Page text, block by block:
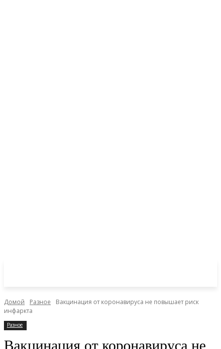
Домой Разное
Вакцинация от коронавируса не повышает риск
инфаркта
Разное
Вакцинация от коронавируса не